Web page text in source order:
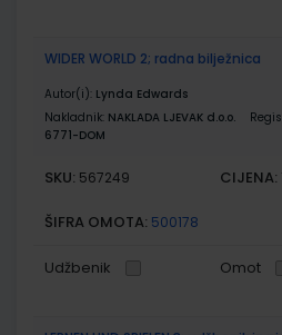
WIDER WORLD 2; radna bilježnica
Autor(i): Lynda Edwards
Nakladnik: NAKLADA LJEVAK d.o.o.
6771-DOM
SKU: 567249 CIJENA:
ŠIFRA OMOTA: 500178
Udžbenik Omot